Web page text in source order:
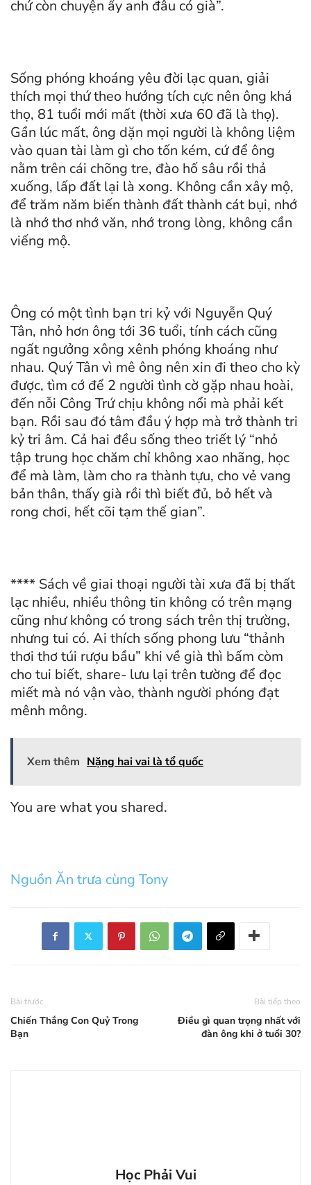
chứ còn chuyện ấy anh đâu có già”.
Sống phóng khoáng yêu đời lạc quan, giải
thích mọi thứ theo hướng tích cực nên ông khá
thọ, 81 tuổi mới mất (thời xưa 60 đã là thọ).
Gần lúc mất, ông dặn mọi người là không liệm
vào quan tài làm gì cho tốn kém, cứ để ông
nằm trên cái chõng tre, đào hố sâu rồi thả
xuống, lấp đất lại là xong. Không cần xây mộ,
để trăm năm biến thành đất thành cát bụi, nhớ
là nhớ thơ nhớ văn, nhớ trong lòng, không cần
viếng mộ.
Ông có một tình bạn tri kỷ với Nguyễn Quý
Tân, nhỏ hơn ông tới 36 tuổi, tính cách cũng
ngất ngưởng xông xênh phóng khoáng như
nhau. Quý Tân vì mê ông nên xin đi theo cho kỳ
được, tìm cớ để 2 người tình cờ gặp nhau hoài,
đến nỗi Công Trứ chịu không nổi mà phải kết
bạn. Rồi sau đó tâm đầu ý hợp mà trở thành tri
kỷ tri âm. Cả hai đều sống theo triết lý “nhỏ
tập trung học chăm chỉ không xao nhãng, học
để mà làm, làm cho ra thành tựu, cho vẻ vang
bản thân, thấy già rồi thì biết đủ, bỏ hết và
rong chơi, hết cõi tạm thế gian”.
**** Sách về giai thoại người tài xưa đã bị thất
lạc nhiều, nhiều thông tin không có trên mạng
cũng như không có trong sách trên thị trường,
nhưng tui có. Ai thích sống phong lưu “thảnh
thơi thơ túi rượu bầu” khi về già thì bấm còm
cho tui biết, share- lưu lại trên tường để đọc
miết mà nó vận vào, thành người phóng đạt
mênh mông.
Xem thêm Nặng hai vai là tổ quốc
You are what you shared.
Nguồn Ăn trưa cùng Tony
Bài trước
Chiến Thắng Con Quỷ Trong
Bạn
Bài tiếp theo
Điều gì quan trọng nhất với
đàn ông khi ở tuổi 30?
Học Phải Vui